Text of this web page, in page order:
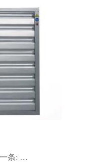
下一条:
香蕉福利导航喷淋降温